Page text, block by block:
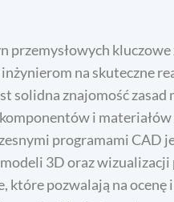
przemysłowych
na skuteczne
solidna znajomość
i
programami
3D oraz
które pozwalają na